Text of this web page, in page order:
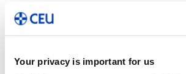
Your privacy is important for us